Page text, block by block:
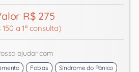
R$ 275
150 a 1ª consulta)
ajudar com
Fobias
Síndrome do Pânico